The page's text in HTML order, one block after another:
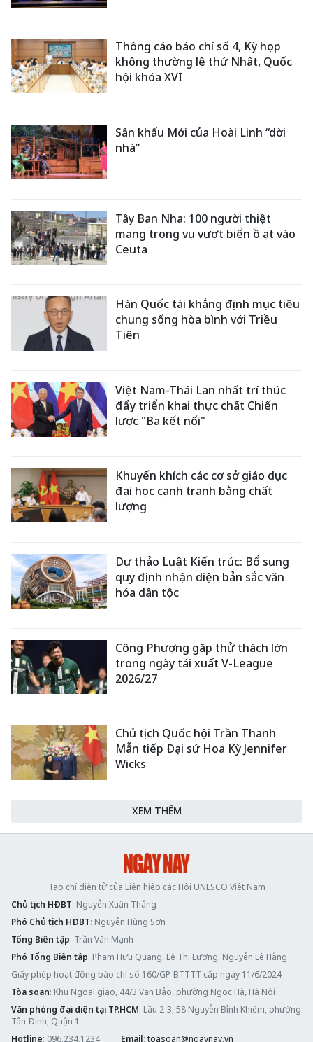
Thông cáo báo chí số 4, Kỳ họp
không thường lệ thứ Nhất, Quốc
hội khóa XVI
Sân khấu Mới của Hoài Linh “dời
nhà”
Tây Ban Nha: 100 người thiệt
mạng trong vụ vượt biển ồ ạt vào
Ceuta
Hàn Quốc tái khẳng định mục tiêu
chung sống hòa bình với Triều
Tiên
Việt Nam-Thái Lan nhất trí thúc
đẩy triển khai thực chất Chiến
lược "Ba kết nối"
Khuyến khích các cơ sở giáo dục
đại học cạnh tranh bằng chất
lượng
Dự thảo Luật Kiến trúc: Bổ sung
quy định nhận diện bản sắc văn
hóa dân tộc
Công Phượng gặp thử thách lớn
trong ngày tái xuất V-League
2026/27
Chủ tịch Quốc hội Trần Thanh
Mẫn tiếp Đại sứ Hoa Kỳ Jennifer
Wicks
XEM THÊM
Tạp chí điện tử của Liên hiệp các Hội UNESCO Việt Nam
Chủ tịch HĐBT: Nguyễn Xuân Thắng
Phó Chủ tịch HĐBT: Nguyễn Hùng Sơn
Tổng Biên tập: Trần Văn Mạnh
Phó Tổng Biên tập: Phạm Hữu Quang, Lê Thị Lương, Nguyễn Lệ Hằng
Giấy phép hoạt động báo chí số 160/GP-BTTTT cấp ngày 11/6/2024
Tòa soạn: Khu Ngoại giao, 44/3 Vạn Bảo, phường Ngọc Hà, Hà Nội
Văn phòng đại diện tại TP.HCM: Lầu 2-3, 58 Nguyễn Bỉnh Khiêm, phường
Tân Định, Quận 1
Hotline: 096.234.1234 Email: toasoan@ngaynay.vn